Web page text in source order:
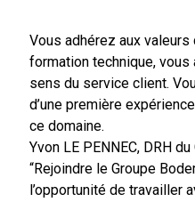
Vous adhérez aux
formation technique, vous
sens du service client.
d’une première
ce domaine.
Yvon LE PENNEC, DRH
“Rejoindre le Groupe
l’opportunité de travailler